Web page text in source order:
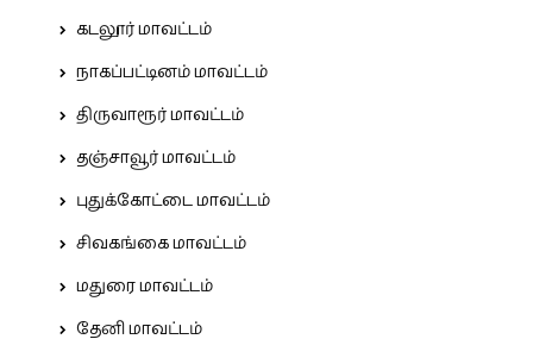
கடலூர் மாவட்டம்
நாகப்பட்டினம் மாவட்டம்
திருவாரூர் மாவட்டம்
தஞ்சாவூர் மாவட்டம்
புதுக்கோட்டை மாவட்டம்
சிவகங்கை மாவட்டம்
மதுரை மாவட்டம்
தேனி மாவட்டம்